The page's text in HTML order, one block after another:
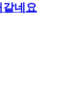
같네요